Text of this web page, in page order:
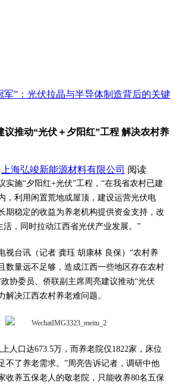
军”：光伏拉晶与半导体制造背后的关键
议推动“光伏＋夕阳红”工程 解决农村养
上海弘竣新能源材料有限公司 阅读
实施“夕阳红+光伏”工程，“在我省农村已建
，利用闲置荒地或屋顶，建设运营光伏电
期稳定的收益为养老机构提供资金支持，改
活，同时拉动江西省光伏产业发展。”
视台讯（记者 龚珏 胡康林 良保）“农村养
数量远不足够，造成江西一些地区存在农村
协委员、侨联副主席周亮建议推动“光伏
解决江西农村养老难问题。
人口达673.5万，而养老院仅1822家，床位
不了养老需求。”周亮告诉记者，调研中他
收养五保老人的敬老院，只能收养80名五保